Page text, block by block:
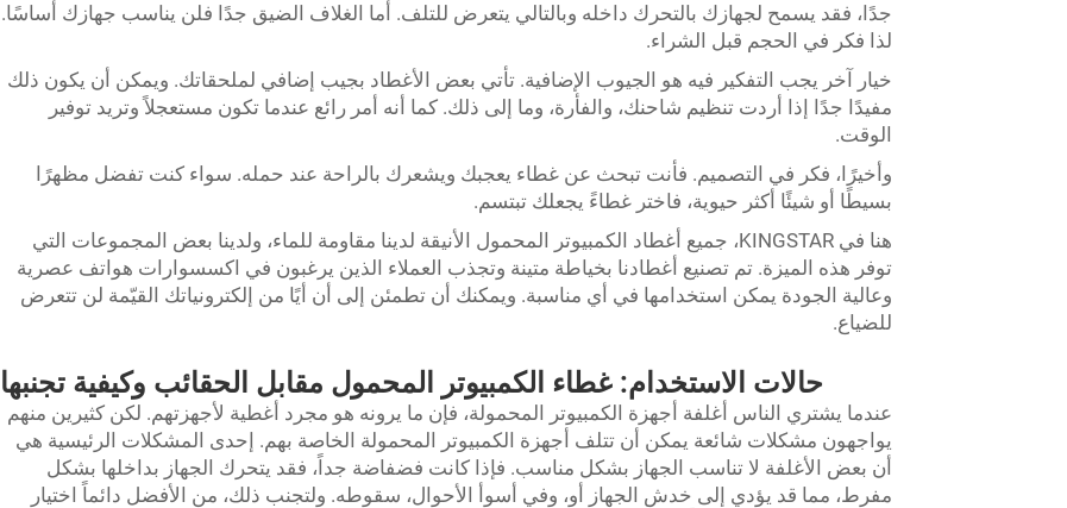
جدًا، فقد يسمح لجهازك بالتحرك داخله وبالتالي يتعرض للتلف. أما الغلاف الضيق جدًا فلن يناسب جهازك أساسًا.
لذا فكر في الحجم قبل الشراء.
خيار آخر يجب التفكير فيه هو الجيوب الإضافية. تأتي بعض الأغطاد بجيب إضافي لملحقاتك. ويمكن أن يكون ذلك
مفيدًا جدًا إذا أردت تنظيم شاحنك، والفأرة، وما إلى ذلك. كما أنه أمر رائع عندما تكون مستعجلاً وتريد توفير
الوقت.
وأخيرًا، فكر في التصميم. فأنت تبحث عن غطاء يعجبك ويشعرك بالراحة عند حمله. سواء كنت تفضل مظهرًا
بسيطًا أو شيئًا أكثر حيوية، فاختر غطاءً يجعلك تبتسم.
هنا في KINGSTAR، جميع أغطاد الكمبيوتر المحمول الأنيقة لدينا مقاومة للماء، ولدينا بعض المجموعات التي
توفر هذه الميزة. تم تصنيع أغطادنا بخياطة متينة وتجذب العملاء الذين يرغبون في اكسسوارات هواتف عصرية
وعالية الجودة يمكن استخدامها في أي مناسبة. ويمكنك أن تطمئن إلى أن أيًا من إلكترونياتك القيّمة لن تتعرض
للضياع.
حالات الاستخدام: غطاء الكمبيوتر المحمول مقابل الحقائب وكيفية تجنبها
عندما يشتري الناس أغلفة أجهزة الكمبيوتر المحمولة، فإن ما يرونه هو مجرد أغطية لأجهزتهم. لكن كثيرين منهم
يواجهون مشكلات شائعة يمكن أن تتلف أجهزة الكمبيوتر المحمولة الخاصة بهم. إحدى المشكلات الرئيسية هي
أن بعض الأغلفة لا تناسب الجهاز بشكل مناسب. فإذا كانت فضفاضة جداً، فقد يتحرك الجهاز بداخلها بشكل
مفرط، مما قد يؤدي إلى خدش الجهاز أو، وفي أسوأ الأحوال، سقوطه. ولتجنب ذلك، من الأفضل دائماً اختيار